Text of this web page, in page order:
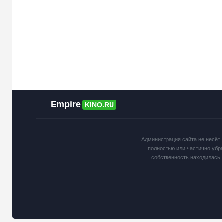
Empire KINO.RU
Администрация сайта не
полностью или частично
собственность